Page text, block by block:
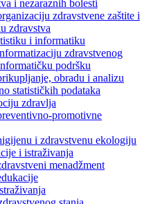
i nezaraznih bolesti
zdravstvene zaštite i
zdravstva
i informatiku
zdravstvenog
podršku
obradu i analizu
statističkih podataka
zdravlja
promotivne
i zdravstvenu ekologiju
i istraživanja
menadžment